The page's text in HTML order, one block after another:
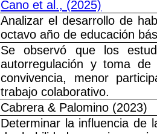
Cano et al., (2025)
Analizar el desarrollo de
octavo año de educación
Se observó que los
autorregulación y toma de
convivencia, menor
trabajo colaborativo.
Cabrera & Palomino (2023)
Determinar la influencia de